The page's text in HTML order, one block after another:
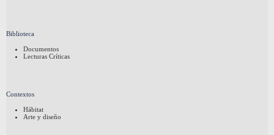
Biblioteca
Documentos
Lecturas Críticas
Contextos
Hábitat
Arte y diseño